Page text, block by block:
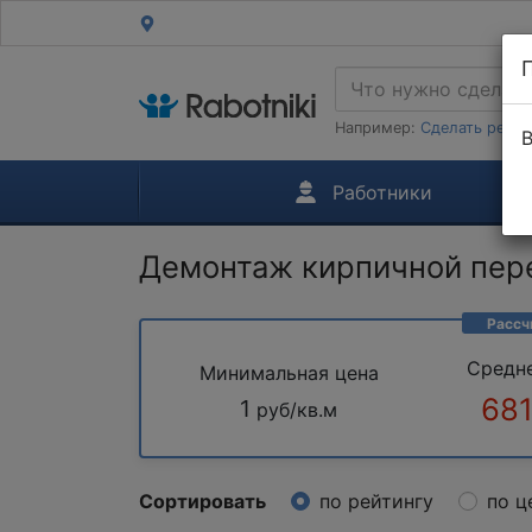
Например: Сделать
Работники
Демонтаж кирпичной
Минимальная цена
1 руб/кв.м
Сортировать по рейтингу по